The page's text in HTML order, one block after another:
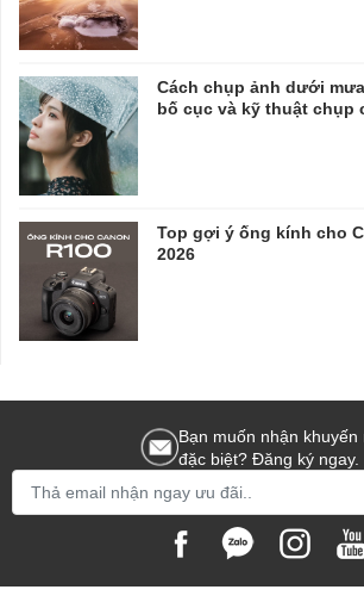
Cách chụp ảnh dưới
bố cục và kỹ thuật chụp
Top gợi ý ống kính cho
2026
Bạn muốn nhận khuyến
đặc biệt? Đăng ký ngay.